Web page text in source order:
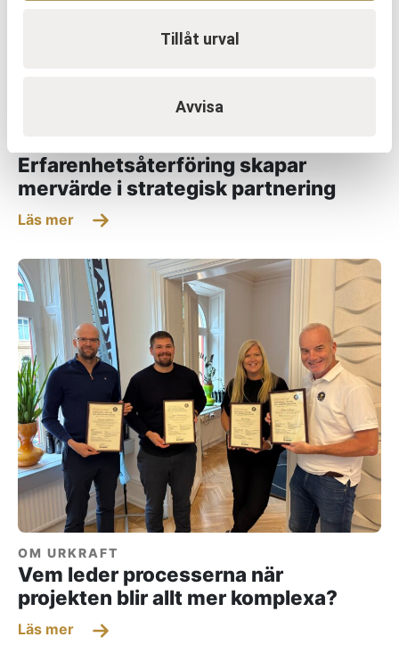
Tillåt urval
Avvisa
Erfarenhetsåterföring skapar
mervärde i strategisk partnering
Läs mer
OM URKRAFT
Vem leder processerna när
projekten blir allt mer komplexa?
Läs mer